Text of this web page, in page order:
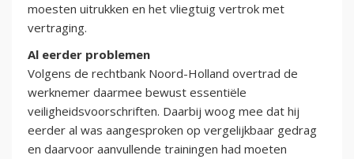
moesten uitrukken en het vliegtuig vertrok met
vertraging.
Al eerder problemen
Volgens de rechtbank Noord-Holland overtrad de
werknemer daarmee bewust essentiële
veiligheidsvoorschriften. Daarbij woog mee dat hij
eerder al was aangesproken op vergelijkbaar gedrag
en daarvoor aanvullende trainingen had moeten